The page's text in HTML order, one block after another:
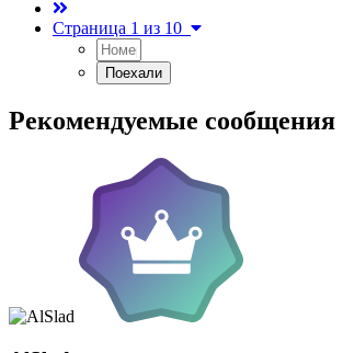
Страница 1 из 10
Рекомендуемые сообщения